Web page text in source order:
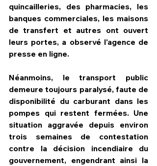
quincailleries, des pharmacies, les
banques commerciales, les maisons
de transfert et autres ont ouvert
leurs portes, a observé l'agence de
presse en ligne.
Néanmoins, le transport public
demeure toujours paralysé, faute de
disponibilité du carburant dans les
pompes qui restent fermées. Une
situation aggravée depuis environ
trois semaines de contestation
contre la décision incendiaire du
gouvernement, engendrant ainsi la